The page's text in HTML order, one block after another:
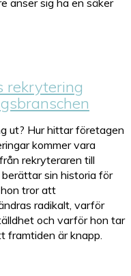
anser sig ha en säker
rekrytering
ut? Hur hittar företagen
kommer vara
rekryteraren till
sin historia för
tror att
radikalt, varför
och varför hon tar
framtiden är knapp.